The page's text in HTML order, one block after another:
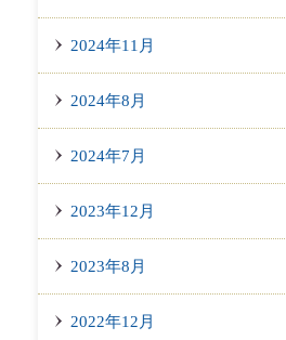
2024年11月
2024年8月
2024年7月
2023年12月
2023年8月
2022年12月